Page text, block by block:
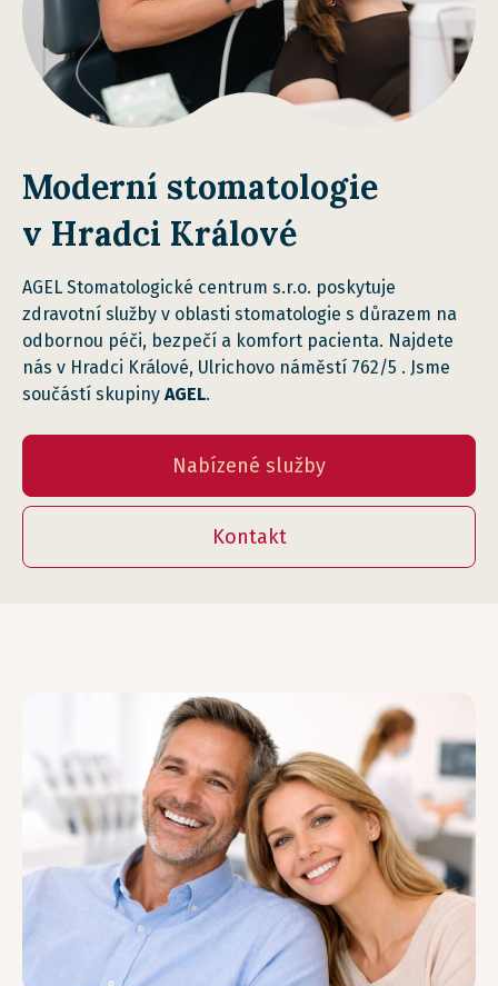
Moderní stomatologie
v Hradci Králové
AGEL Stomatologické centrum s.r.o. poskytuje
zdravotní služby v oblasti stomatologie s důrazem na
odbornou péči, bezpečí a komfort pacienta. Najdete
nás v Hradci Králové, Ulrichovo náměstí 762/5 . Jsme
součástí skupiny AGEL.
Nabízené služby
Kontakt